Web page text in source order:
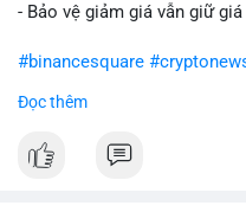
- Bảo vệ giảm giá vẫn giữ
#binancesquare
$btc
#vlikevn #titanbot
Đọc thêm